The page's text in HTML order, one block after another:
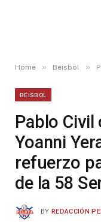
Home » Béisbol »
BÉISBOL
Pablo
Yoanni
refuerzo
de la 58
BY REDACCIÓN